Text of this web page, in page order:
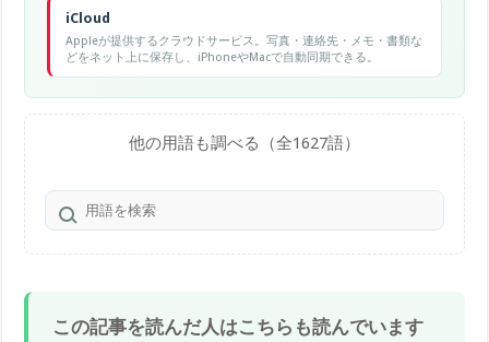
iCloud
Appleが提供するクラウドサービス。写真・連絡先・メモ・書類な
どをネット上に保存し、iPhoneやMacで自動同期できる。
他の用語も調べる（全1627語）
この記事を読んだ人はこちらも読んでいます